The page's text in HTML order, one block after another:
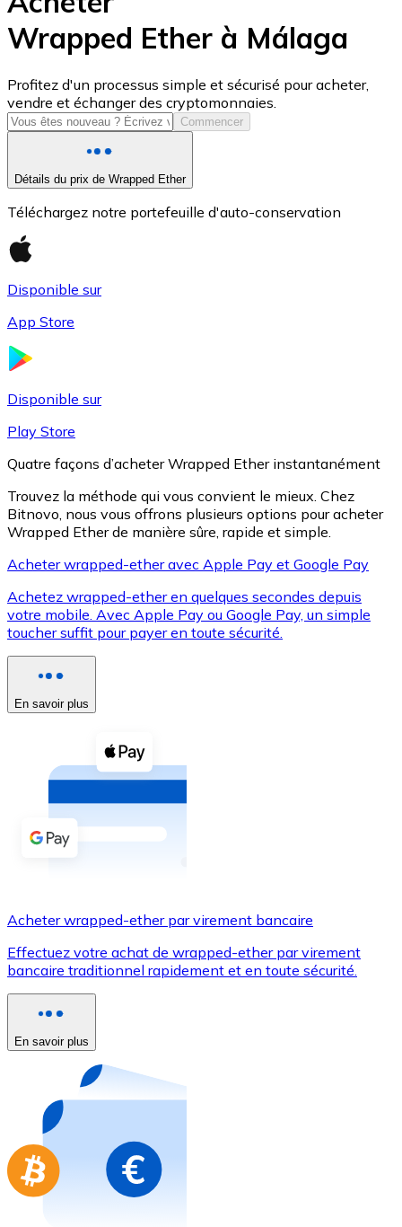
USD Coin
USDC
XRP
XRP
Voir toutes
Coupons crypto
Achetez des cryptomonnaies en espèces et d'autres
Acheter avec espèces
Virement SEPA
Utilisez les cartes Visa et Mastercard pour acheter
Acheter avec carte
Nouveau
Achetez des cartes-cadeaux de vos marques
Aller à la boutique de cartes-cadeaux
Wrapped Ether à Málaga
Profitez d'un processus simple et sécurisé pour acheter,
vendre et échanger des cryptomonnaies.
Commencer
Détails du prix de Wrapped Ether
Téléchargez notre portefeuille d'auto-conservation
Disponible sur
App Store
Disponible sur
Play Store
Quatre façons d’acheter Wrapped Ether instantanément
Trouvez la méthode qui vous convient le mieux. Chez
Bitnovo, nous vous offrons plusieurs options pour acheter
Wrapped Ether de manière sûre, rapide et simple.
Acheter wrapped-ether avec Apple Pay et Google Pay
Achetez wrapped-ether en quelques secondes depuis
votre mobile. Avec Apple Pay ou Google Pay, un simple
toucher suffit pour payer en toute sécurité.
En savoir plus
Acheter wrapped-ether par virement bancaire
Effectuez votre achat de wrapped-ether par virement
bancaire traditionnel rapidement et en toute sécurité.
En savoir plus